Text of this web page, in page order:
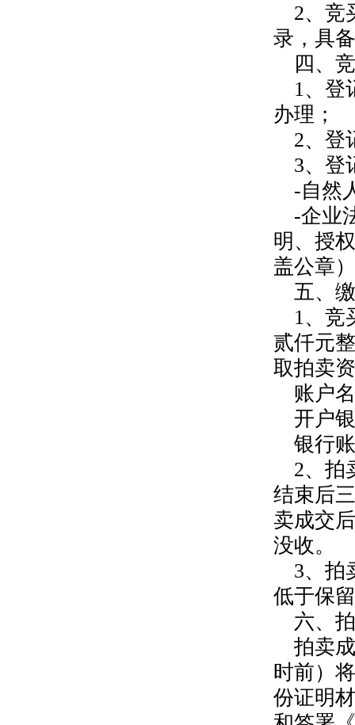
2、竞
录，具
四、
1、登
办理；
2、登
3、登
-自然
-企业
明、授
盖公章
五、
1、竞
贰仟元
取拍卖
账户
开户
银行
2、拍
结束后
卖成交
没收。
3、拍
低于保
六、
拍卖
时前）
份证明